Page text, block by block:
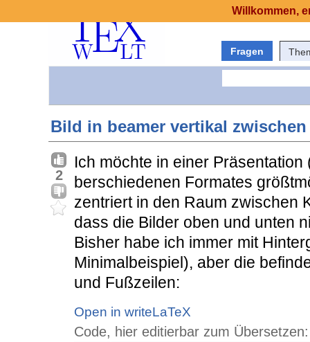
Fragen
Bild in beamer vertikal
2
Ich möchte in einer
berschiedenen Formates
zentriert in den Raum zwischen
dass die Bilder oben und unten
Bisher habe ich immer mit
Minimalbeispiel), aber die
und Fußzeilen:
Open in writeLaTeX
Code, hier editierbar zum Übersetzen:
Willkommen,